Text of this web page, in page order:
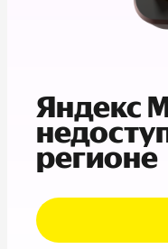
Яндекс
регионе